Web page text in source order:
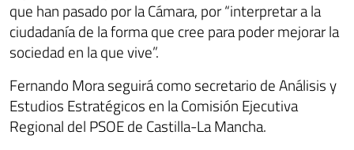
que han pasado por la Cámara, por “interpretar a la
ciudadanía de la forma que cree para poder mejorar la
sociedad en la que vive”.
Fernando Mora seguirá como secretario de Análisis y
Estudios Estratégicos en la Comisión Ejecutiva
Regional del PSOE de Castilla-La Mancha.